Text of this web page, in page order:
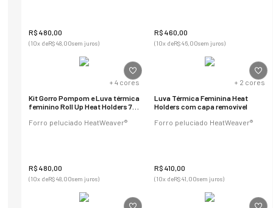
R$ 480 00
(10x deR$48,00sem juros)
R$ 460 00
(10x deR$46,00sem juros)
+ 4 cores
Kit Gorro Pompom e Luva térmica
feminino Roll Up Heat Holders 7 a
Forro peluciado HeatWeaver®
R$ 480 00
(10x deR$48,00sem juros)
+ 2 cores
Luva Térmica Feminina Heat
Holders com capa removível
Forro peluciado HeatWeaver®
R$ 410 00
(10x deR$41,00sem juros)